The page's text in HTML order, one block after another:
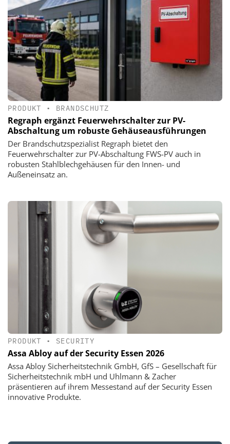
PRODUKT • BRANDSCHUTZ
Regraph ergänzt Feuerwehrschalter zur PV-
Abschaltung um robuste Gehäuseausführungen
Der Brandschutzspezialist Regraph bietet den
Feuerwehrschalter zur PV-Abschaltung FWS-PV auch in
robusten Stahlblechgehäusen für den Innen- und
Außeneinsatz an.
PRODUKT • SECURITY
Assa Abloy auf der Security Essen 2026
Assa Abloy Sicherheitstechnik GmbH, GfS – Gesellschaft für
Sicherheitstechnik mbH und Uhlmann & Zacher
präsentieren auf ihrem Messestand auf der Security Essen
innovative Produkte.